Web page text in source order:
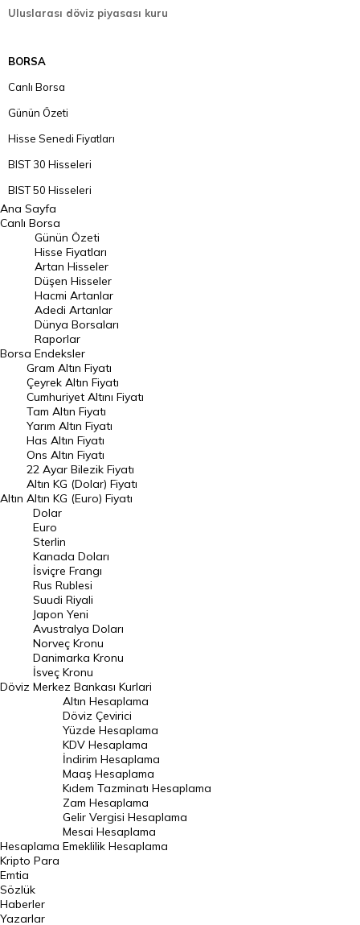
Uluslarası döviz piyasası kuru
BORSA
Canlı Borsa
Günün Özeti
Hisse Senedi Fiyatları
BIST 30 Hisseleri
BIST 50 Hisseleri
BIST 100 Hisseleri
En Çok Artan Hisseler
En Çok Düşen Hisseler
Hacmi Artanlar
Geçmiş Kapanışlar
Dünya Borsaları
Raporlar
Endeksler
DÖVİZ
Döviz Kuru
Dolar Kuru
Euro Kuru
Pound Kuru
Frank Kuru
Riyal Kuru
Avustralya Doları
Danimarka Kronu Kuru
Kanada Doları Kuru
Norveç Kronu Kuru
İsveç Kronu Kuru
Japon Yeni Kuru
Serbest Piyasa Döviz Kurları
Merkez Bankası Döviz Kurları
Altın Fiyatları
Gram Altın Fiyatı
Çeyrek Altın Fiyatı
Ana Sayfa
Canlı Borsa
Borsa
Günün Özeti
Hisse Fiyatları
Artan Hisseler
Düşen Hisseler
Hacmi Artanlar
Adedi Artanlar
Dünya Borsaları
Raporlar
Endeksler
Altın
Gram Altın Fiyatı
Çeyrek Altın Fiyatı
Cumhuriyet Altını Fiyatı
Tam Altın Fiyatı
Yarım Altın Fiyatı
Has Altın Fiyatı
Ons Altın Fiyatı
22 Ayar Bilezik Fiyatı
Altın KG (Dolar) Fiyatı
Altın KG (Euro) Fiyatı
Döviz
Dolar
Euro
Sterlin
Kanada Doları
İsviçre Frangı
Rus Rublesi
Suudi Riyali
Japon Yeni
Avustralya Doları
Norveç Kronu
Danimarka Kronu
İsveç Kronu
Merkez Bankası Kurlari
Hesaplama
Altın Hesaplama
Döviz Çevirici
Yüzde Hesaplama
KDV Hesaplama
İndirim Hesaplama
Maaş Hesaplama
Kıdem Tazminatı Hesaplama
Zam Hesaplama
Gelir Vergisi Hesaplama
Mesai Hesaplama
Emeklilik Hesaplama
Kripto Para
Emtia
Sözlük
Haberler
Yazarlar